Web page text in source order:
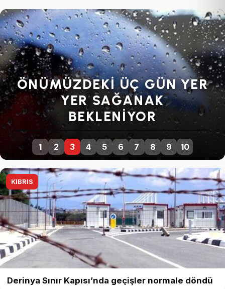
SENDIKALARDAN GENEL
GREVE DEVAM KARARI
1 2 3 4 5 6 7 8 9 10
KIBRIS
Derinya Sınır Kapısı’nda geçişler normale döndü